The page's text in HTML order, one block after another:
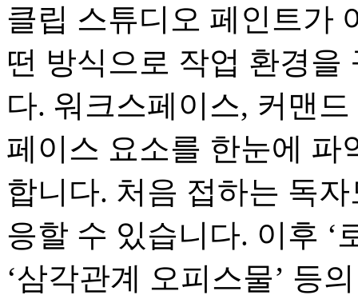
클립 스튜디오 페인트가
떤 방식으로 작업 환경을
다. 워크스페이스, 커맨
페이스 요소를 한눈에 파
합니다. 처음 접하는 독
응할 수 있습니다. 이후 ‘
‘삼각관계 오피스물’ 등